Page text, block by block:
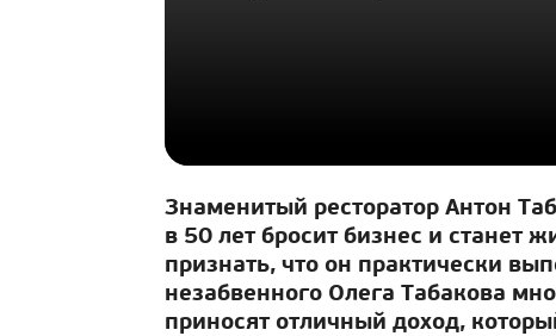
Знаменитый ресторатор Антон
в 50 лет бросит бизнес и станет
признать, что он практически
незабвенного Олега Табакова
приносят отличный доход,